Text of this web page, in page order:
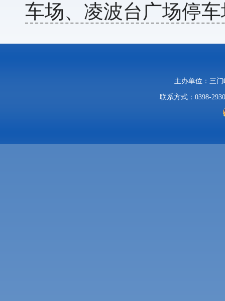
车场、凌波台广场停
主办单位：三
联系方式：0398-